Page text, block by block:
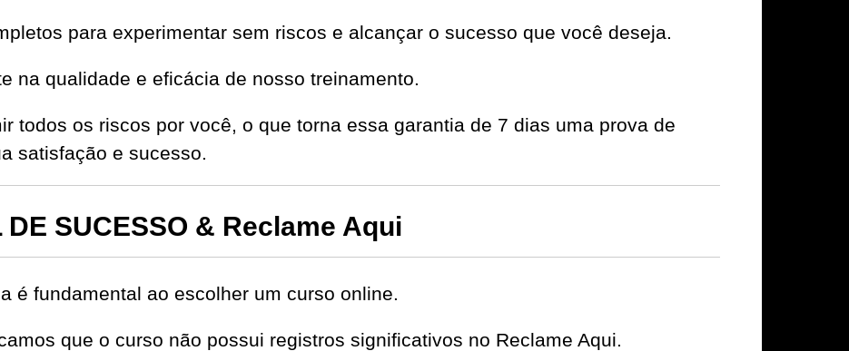
para experimentar sem riscos e alcançar o sucesso que você deseja.
na qualidade e eficácia de nosso treinamento.
todos os riscos por você, o que torna essa garantia de 7 dias uma prova de
satisfação e sucesso.
DE SUCESSO & Reclame Aqui
é fundamental ao escolher um curso online.
que o curso não possui registros significativos no Reclame Aqui.